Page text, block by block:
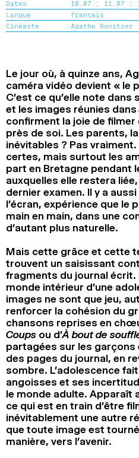
2024
2022
Dates
10.07 ; 11.07 ;
Langue
français
Cinéaste
Agathe Bonitzer
Le jour où, à quinze ans,
caméra vidéo devient « le
C’est ce qu’elle note dans
et les images réunies dans
confirment la joie de filmer
près de soi. Les parents,
inévitables ? Pas
certes, mais surtout les
part en Bretagne pendant
auxquelles elle restera
dernier examen. Il y a
l’écran, expérience que le
main en main, dans une
d’autant plus naturelle.
Mais cette grâce et cette
trouvent un saisissant
fragments du journal écrit.
monde intérieur d’une
images ne sont que jeu,
renforcer la cohésion du
chansons reprises en
Coups ou d’À bout de
partagées sur les
des pages du journal, en
sombre. L’adolescence
angoisses et ses
le monde adulte. Apparaît
ce qui est en train d’être
inévitablement une autre
que toute image est
manière, vers l’avenir.